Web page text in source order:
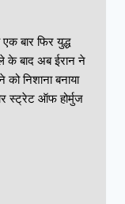
बार फिर युद्ध
के बाद अब ईरान ने
को निशाना बनाया
स्ट्रेट ऑफ होर्मुज